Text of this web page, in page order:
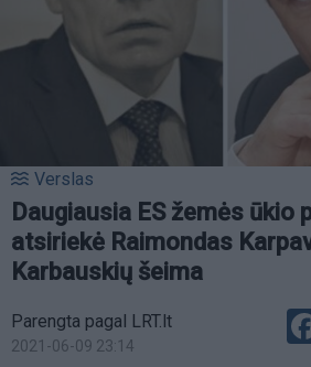
Verslas
Daugiausia ES žemės ūkio
atsiriekė Raimondas
Karbauskių šeima
Parengta pagal LRT.lt
2021-06-09 23:14